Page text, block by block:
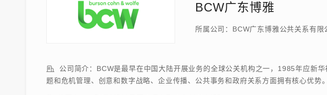
BCW广东博雅
所属公司：BCW广东博雅公共关系有限
公司简介：BCW是最早在中国大陆开展业务的全球公关机构之一，1985年应新
题和危机管理、创意和数字战略、企业传播、公共事务和政府关系方面拥有核心优势。